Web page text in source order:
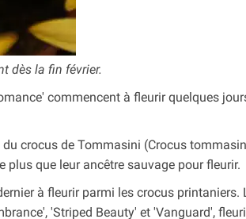
dès la fin février.
commencent à fleurir quelques
du crocus de Tommasini (Crocus
plus que leur ancêtre sauvage pour fleurir.
à fleurir parmi les crocus printaniers.
'Striped Beauty' et 'Vanguard',